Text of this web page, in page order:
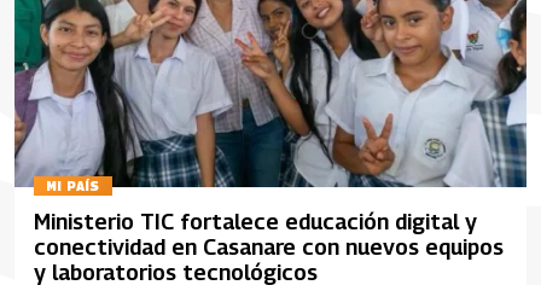
MI PAÍS
Ministerio TIC fortalece educación digital y
conectividad en Casanare con nuevos equipos
y laboratorios tecnológicos